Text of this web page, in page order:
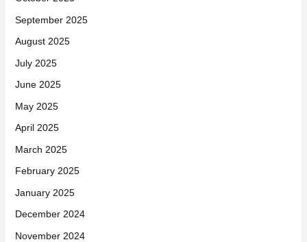
September 2025
August 2025
July 2025
June 2025
May 2025
April 2025
March 2025
February 2025
January 2025
December 2024
November 2024